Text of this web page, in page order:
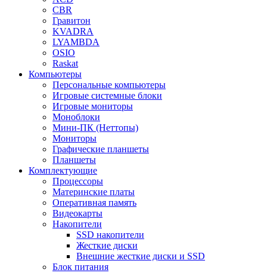
CBR
Гравитон
KVADRA
LYAMBDA
OSIO
Raskat
Компьютеры
Персональные компьютеры
Игровые системные блоки
Игровые мониторы
Моноблоки
Мини-ПК (Неттопы)
Мониторы
Графические планшеты
Планшеты
Комплектующие
Процессоры
Материнские платы
Оперативная память
Видеокарты
Накопители
SSD накопители
Жесткие диски
Внешние жесткие диски и SSD
Блок питания